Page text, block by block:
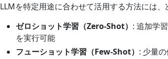
LLMを特定用途に合わせて活用する方法には、
ゼロショット学習（Zero-Shot） : 追加学
を実行可能
フューショット学習（Few-Shot） : 少量